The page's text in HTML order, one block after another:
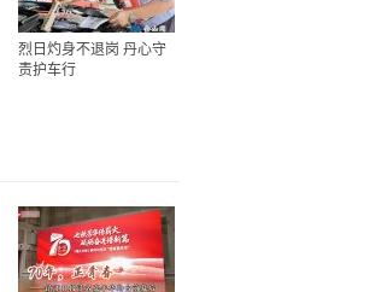
烈日灼身不退岗 丹心守
责护车行